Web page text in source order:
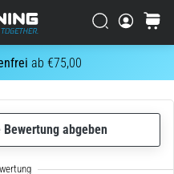
ab €75,00
Suchen
abgeben